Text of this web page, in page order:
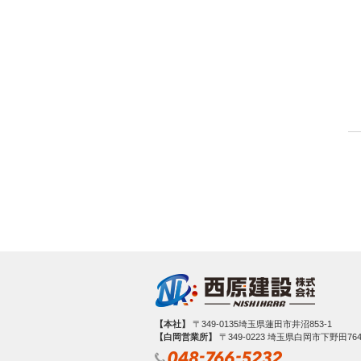
【本社】
〒349-0135埼玉県蓮田市井沼853-1
【白岡営業所】
〒349‐0223 埼玉県白岡市下野田